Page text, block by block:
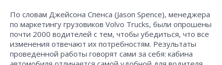
По словам Джейсона Спенса (Jason Spence), менеджера
по маркетингу грузовиков Volvo Trucks, были опрошены
почти 2000 водителей с тем, чтобы убедиться, что все
изменения отвечают их потребностям. Результаты
проведенной работы говорят сами за себя: кабина